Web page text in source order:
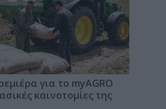
για το myAGRO
καινοτομίες της